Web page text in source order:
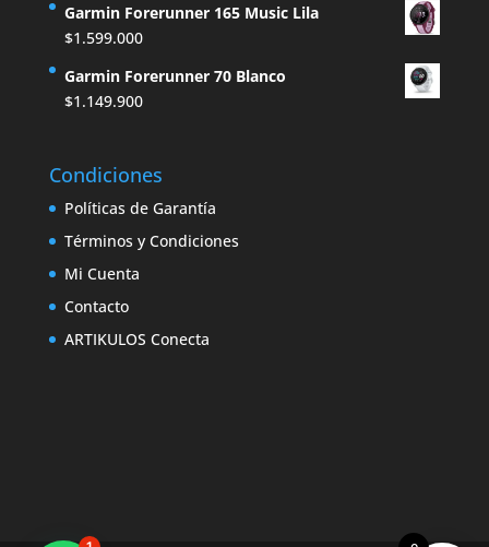
original
era:
$889.000.
actual
$849.000.
Garmin Forerunner 165 Music Lila
$1.599.000
Garmin Forerunner 70 Blanco
$1.149.900
Condiciones
Políticas de Garantía
Términos y Condiciones
Mi Cuenta
Contacto
ARTIKULOS Conecta